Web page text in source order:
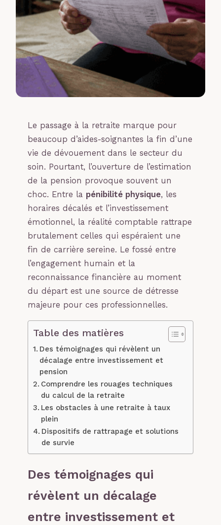
Le passage à la retraite marque pour
beaucoup d’aides-soignantes la fin d’une
vie de dévouement dans le secteur du
soin. Pourtant, l’ouverture de l’estimation
de la pension provoque souvent un
choc. Entre la pénibilité physique, les
horaires décalés et l’investissement
émotionnel, la réalité comptable rattrape
brutalement celles qui espéraient une
fin de carrière sereine. Le fossé entre
l’engagement humain et la
reconnaissance financière au moment
du départ est une source de détresse
majeure pour ces professionnelles.
Table des matières
Des témoignages qui révèlent un
décalage entre investissement et
pension
Comprendre les rouages techniques
du calcul de la retraite
Les obstacles à une retraite à taux
plein
Dispositifs de rattrapage et solutions
de survie
Des témoignages qui
révèlent un décalage
entre investissement et